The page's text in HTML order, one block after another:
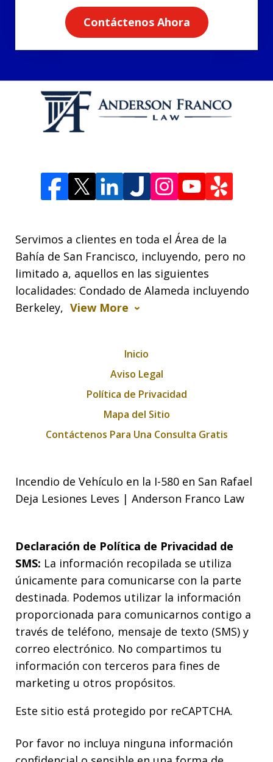
Contáctenos Ahora
Servimos a clientes en toda el Área de la
Bahía de San Francisco, incluyendo, pero no
limitado a, aquellos en las siguientes
localidades: Condado de Alameda incluyendo
Berkeley, View More
Inicio
Aviso Legal
Política de Privacidad
Mapa del Sitio
Contáctenos Para Una Consulta Gratis
Incendio de Vehículo en la I-580 en San Rafael
Deja Lesiones Leves | Anderson Franco Law
Declaración de Política de Privacidad de
SMS: La información recopilada se utiliza
únicamente para comunicarse con la parte
destinada. Podemos utilizar la información
proporcionada para comunicarnos contigo a
través de teléfono, mensaje de texto (SMS) y
correo electrónico. No compartimos tu
información con terceros para fines de
marketing u otros propósitos.
Este sitio está protegido por reCAPTCHA.
Por favor no incluya ninguna información